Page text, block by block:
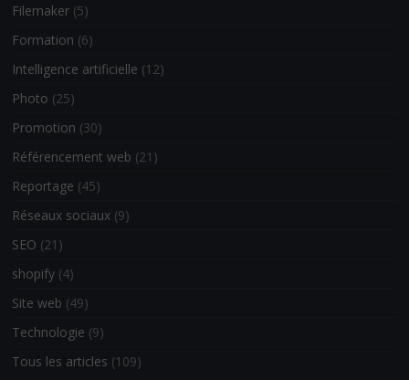
Filemaker (5)
Formation (6)
Intelligence artificielle (12)
Photo (25)
Promotion (30)
Référencement web (21)
Reportage (45)
Réseaux sociaux (9)
SEO (21)
shopify (4)
Site web (49)
Technologie (9)
Tous les articles (109)